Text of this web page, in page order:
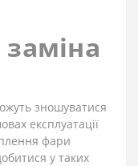
зношуватися
експлуатації
фари
у таких